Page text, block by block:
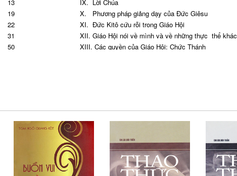
13
19
22
31
50
144
IX. Lời Chúa
X.
Phương pháp giảng dạy của Đức Giêsu
XI. Đức Kitô cứu rỗi trong Giáo Hội
XII. Giáo Hội nói về mình và về những thực thể khác
XIII. Các quyền của Giáo Hội: Chức Thánh